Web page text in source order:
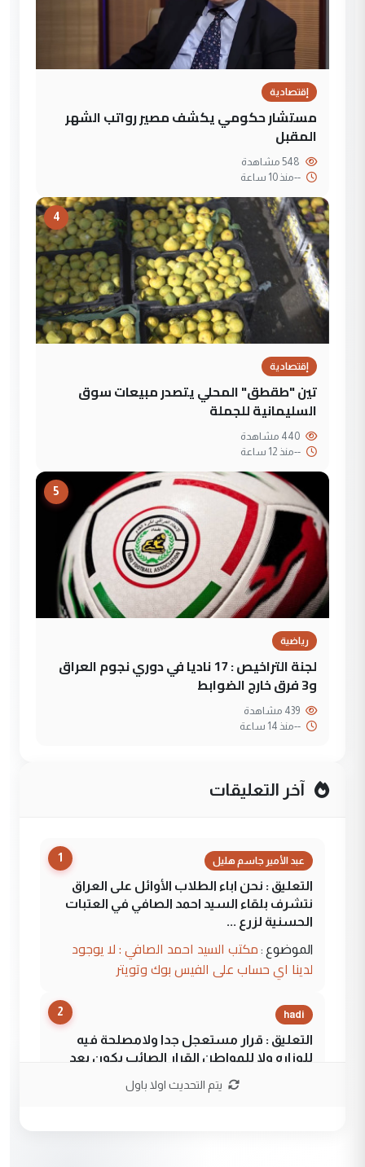
إقتصادية
مستشار حكومي يكشف مصير رواتب الشهر
المقبل
--منذ 10 ساعة
4
إقتصادية
تين "طقطق" المحلي يتصدر مبيعات سوق
السليمانية للجملة
--منذ 12 ساعة
5
رياضية
لجنة التراخيص : 17 ناديا في دوري نجوم العراق
و3 فرق خارج الضوابط
--منذ 14 ساعة
آخر التعليقات
1 عبد الأمير جاسم هليل
التعليق : نحن اباء الطلاب الأوائل على العراق
نتشرف بلقاء السيد احمد الصافي في العتبات
الحسنية لزرع ...
الموضوع : مكتب السيد احمد الصافي : لا يوجود
لدينا اي حساب على الفيس بوك وتويتر
2 hadi
التعليق : قرار مستعجل جدا ولامصلحة فيه
للوزاره ولا للمواطن القرار الصائب يكون بعد
يتم التحديث اولا باول